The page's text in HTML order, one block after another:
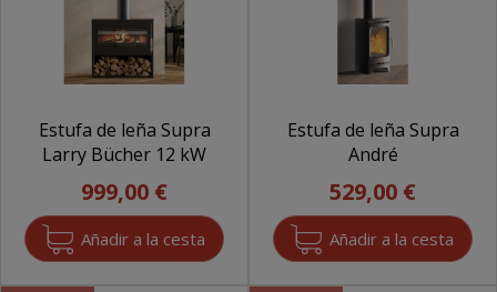
Estufa de leña Supra
Larry Bücher 12 kW
999,00 €
Estufa de leña Supra
André
529,00 €